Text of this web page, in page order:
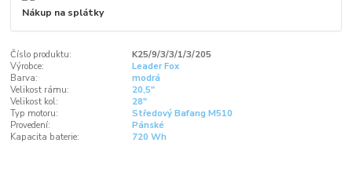
Nákup na splátky
Číslo produktu:
K25/9/3/3/1/3/205
Výrobce:
Leader Fox
Barva:
modrá
Velikost rámu:
20,5"
Velikost kol:
28"
Typ motoru:
Středový Bafang M510
Provedení:
Pánské
Kapacita baterie:
720 Wh